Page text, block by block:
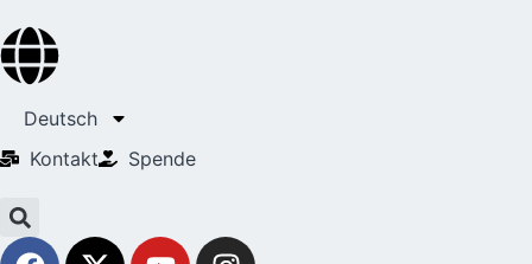
Deutsch
Kontakt
Spende